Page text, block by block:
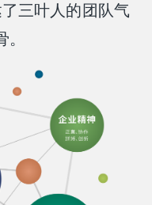
三叶人的团队气